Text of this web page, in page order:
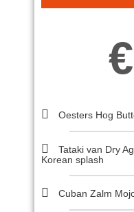
€
Oesters Hog
Tataki van Dry
Korean splash
Cuban Zalm